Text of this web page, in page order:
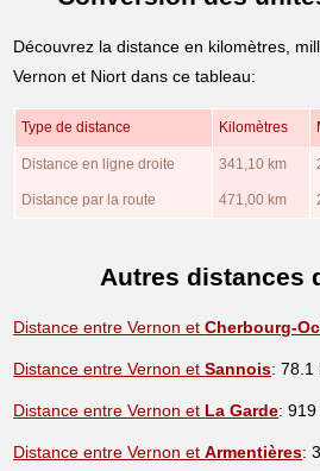
Découvrez la distance en kilomètres,
Vernon et Niort dans ce tableau:
Type de distance Kilomètres
Distance en ligne droite 341,10 km
Distance par la route 471,00 km
Autres distances
Distance entre Vernon etCherbourg-
Distance entre Vernon etSannois: 78.1
Distance entre Vernon et La Garde: 919
Distance entre Vernon etArmentières: